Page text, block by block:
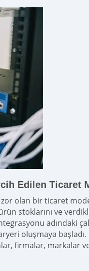
Edilen Ticaret
olan bir ticaret
stoklarını ve
adındaki
oluşmaya
firmalar, markalar